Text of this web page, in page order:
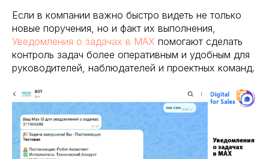
Если в компании важно быстро видеть не только
новые поручения, но и факт их выполнения,
Уведомления о задачах в MAX помогают сделать
контроль задач более оперативным и удобным для
руководителей, наблюдателей и проектных команд.